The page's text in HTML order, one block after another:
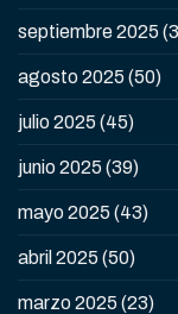
septiembre 2025
agosto 2025 (50)
julio 2025 (45)
junio 2025 (39)
mayo 2025 (43)
abril 2025 (50)
marzo 2025 (23)